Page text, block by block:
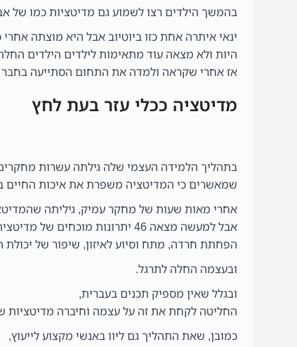
בהמשך הילדים רצו לשמוע גם מדיטציות כמו של
ינאי איתרה אחת כזו ביוטיוב אבל היא מוצתה
היות ולא מצאה עוד מתאימות לילדים הילדים
אז אחרי שקראה ולמדה את התחום הסתייעה בחבר
מדיטציה ככלי עזר בעת לחץ
בתהליך הלמידה העצמי שלה גילתה עשרות
שמאשרים כי המדיטציה משפרת את איכות החיים
אחרי מאות שעות של מחקר עמיק, גיליתה
אבל למעשה מצאה 46 יתרונות מוכחים של מדיטציה שבראשם הפחתת סימפטומים של דיכאון,
הפחתת חרדה, מתח וסיוע לאיזון, שיפור של יכולת
ובעצמה החלה לתרגל.
ובגלל שאין מספיק תכנים בעברית,
החליטה לקחת את זה על עצמה וחיברה מדיטציות
כמובן, שאת התהליך גם ליוו באנשי מקצוע לייעוץ,